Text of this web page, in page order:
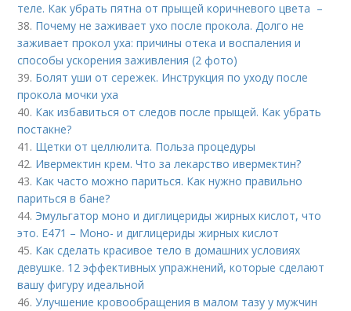
теле. Как убрать пятна от прыщей коричневого цвета –
38. Почему не заживает ухо после прокола. Долго не
заживает прокол уха: причины отека и воспаления и
способы ускорения заживления (2 фото)
39. Болят уши от сережек. Инструкция по уходу после
прокола мочки уха
40. Как избавиться от следов после прыщей. Как убрать
постакне?
41. Щетки от целлюлита. Польза процедуры
42. Ивермектин крем. Что за лекарство ивермектин?
43. Как часто можно париться. Как нужно правильно
париться в бане?
44. Эмульгатор моно и диглицериды жирных кислот, что
это. Е471 – Моно- и диглицериды жирных кислот
45. Как сделать красивое тело в домашних условиях
девушке. 12 эффективных упражнений, которые сделают
вашу фигуру идеальной
46.Улучшение кровообращения в малом тазу у мужчин